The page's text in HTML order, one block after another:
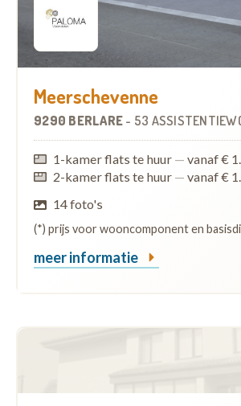
Meerschevenne
9290 BERLARE - 53
1-kamer flats te huur — vanaf €
2-kamer flats te huur — vanaf €
14 foto's
(*) prijs voor wooncomponent en
meer informatie